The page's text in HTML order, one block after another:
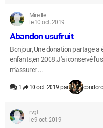
Mireille
le 10 oct. 2019
Abandon usufruit
Bonjour, Une donation partage a
enfants,en 2008.J'ai conservé
m'assurer ...
1 10 oct. 2019 par
rvgt
le 9 oct. 2019